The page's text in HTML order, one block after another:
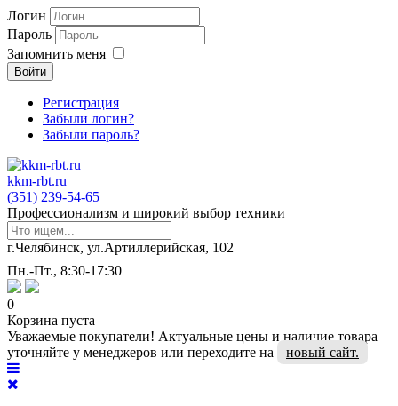
Логин
Пароль
Запомнить меня
Войти
Регистрация
Забыли логин?
Забыли пароль?
kkm-rbt.ru
(351) 239-54-65
Профессионализм и широкий выбор техники
г.Челябинск, ул.Артиллерийская, 102
Пн.-Пт., 8:30-17:30
0
Корзина пуста
Уважаемые покупатели! Актуальные цены и наличие товара
уточняйте у менеджеров или переходите на
новый сайт.